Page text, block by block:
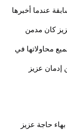
عندما أخبرها
كان مدمن
محاولاتها في
عزيز
حاجة عزيز